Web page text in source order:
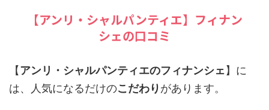
【アンリ・シャルパンティエ】フィナン
シェの口コミ
【アンリ・シャルパンティエのフィナンシェ】に
は、人気になるだけのこだわりがあります。